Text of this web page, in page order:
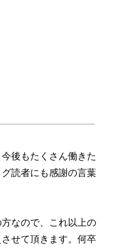
後もたくさん働きた
読者にも感謝の言葉
なので、これ以上の
せて頂きます。何卒